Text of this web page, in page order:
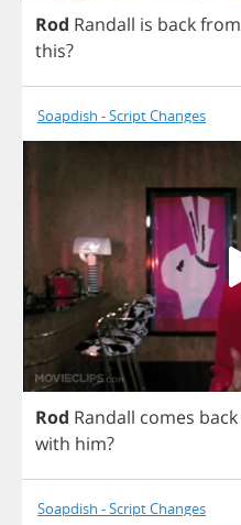
Rod Randall is backfrom
this?
Soapdish - Script Changes
Rod Randall comes back
with him?
Soapdish - Script Changes